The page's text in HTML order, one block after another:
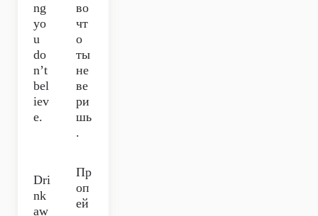
ng
yo
u
do
n’t
bel
iev
e.
во
чт
о
ты
не
ве
ри
шь
.
Dri
nk
aw
Пр
оп
ей